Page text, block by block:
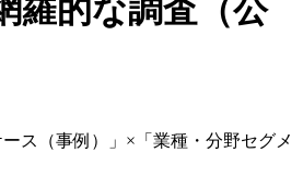
羅的な調査（公
ス（事例）」×「業種・分野セグメ